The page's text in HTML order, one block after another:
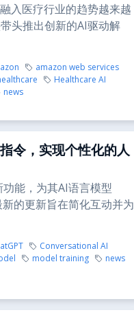
入医疗行业的趋势越来越
头推出创新的AI驱动解
amazon web services
Healthcare AI
news
令，实现个性化的人
能，为其AI语言模型
的更新旨在简化互动并为
Conversational AI
model training
news